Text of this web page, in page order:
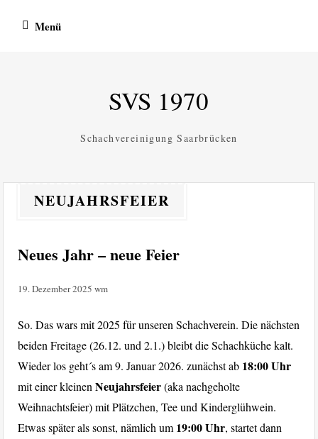
Inhalt Menü
SVS 1970
Schachvereinigung Saarbrücken
NEUJAHRSFEIER
Neues Jahr – neue Feier
19. Dezember 2025 wm
So. Das wars mit 2025 für unseren Schachverein. Die nächsten
beiden Freitage (26.12. und 2.1.) bleibt die Schachküche kalt.
Wieder los geht´s am 9. Januar 2026. zunächst ab 18:00 Uhr
mit einer kleinenNeujahrsfeier(aka nachgeholte
Weihnachtsfeier) mit Plätzchen, Tee und Kinderglühwein.
Etwas später als sonst, nämlich um 19:00 Uhr, startet dann